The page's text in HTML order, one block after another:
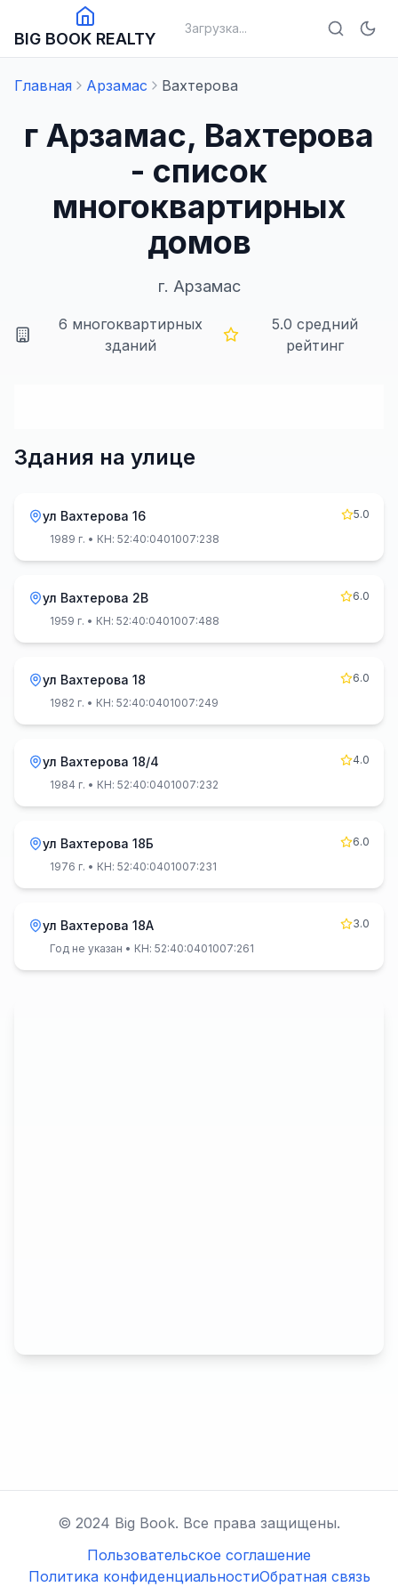
BIG BOOK REALTY
Загрузка...
Главная Арзамас Вахтерова
г Арзамас, Вахтерова
- список
многоквартирных
домов
г. Арзамас
6 многоквартирных
зданий
5.0 средний
рейтинг
Здания на улице
ул Вахтерова 16
5.0
1989 г. • КН: 52:40:0401007:238
ул Вахтерова 2В
6.0
1959 г. • КН: 52:40:0401007:488
ул Вахтерова 18
6.0
1982 г. • КН: 52:40:0401007:249
ул Вахтерова 18/4
4.0
1984 г. • КН: 52:40:0401007:232
ул Вахтерова 18Б
6.0
1976 г. • КН: 52:40:0401007:231
ул Вахтерова 18А
3.0
Год не указан • КН: 52:40:0401007:261
© 2024 Big Book. Все права защищены.
Пользовательское соглашение
Политика конфиденциальностиОбратная связь